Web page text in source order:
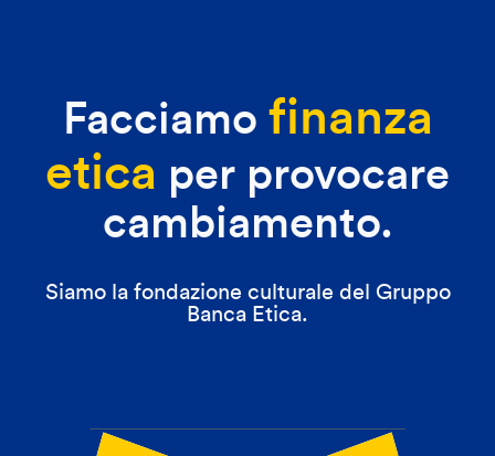
Facciamo finanza
etica per provocare
cambiamento.
Siamo la fondazione culturale del Gruppo
Banca Etica.